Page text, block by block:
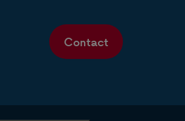
Contact